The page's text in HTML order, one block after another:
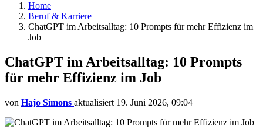
Home
Beruf & Karriere
ChatGPT im Arbeitsalltag: 10 Prompts für mehr Effizienz im
Job
ChatGPT im Arbeitsalltag: 10 Prompts
für mehr Effizienz im Job
von Hajo Simons aktualisiert 19. Juni 2026, 09:04